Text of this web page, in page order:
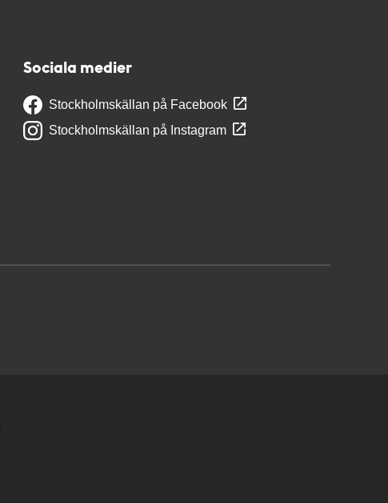
Sociala medier
Stockholmskällan på Facebook
Stockholmskällan på Instagram